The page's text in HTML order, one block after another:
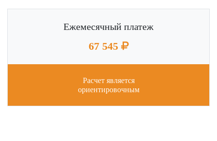
Ежемесячный платеж
67 545
Расчет является
ориентировочным